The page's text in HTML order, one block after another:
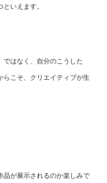
いえます。
ではなく、自分のこうした
らこそ、クリエイティブが生
品が展示されるのか楽しみで